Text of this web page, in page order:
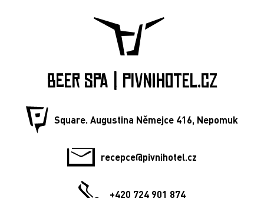
BEER SPA | PIVNIHOTEL.CZ
Square. Augustina Němejce 416, Nepomuk
recepce@pivnihotel.cz
+420 724 901 874